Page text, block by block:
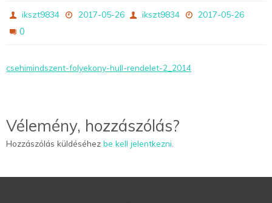
ikszt9834 2017-05-26 ikszt9834 2017-05-26
0
csehimindszent-folyekony-hull-rendelet-2_2014
Vélemény, hozzászólás?
Hozzászólás küldéséhez be kell jelentkezni.